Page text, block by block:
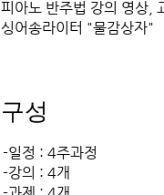
피아노 반주법 강의 영상,
싱어송라이터 "물감상자"
구성
-일정 : 4주과정
-강의 : 4개